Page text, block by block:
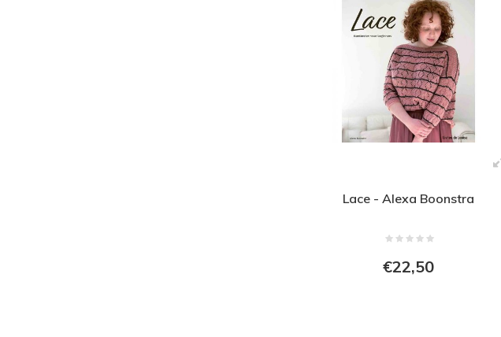
Lace - Alexa Boonstra
€22,50